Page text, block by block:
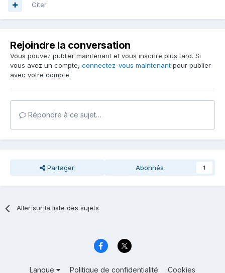
Citer
Rejoindre la conversation
Vous pouvez publier maintenant et vous inscrire plus tard. Si
vous avez un compte, connectez-vous maintenant pour publier
avec votre compte.
Répondre à ce sujet…
Partager Abonnés 1
Aller sur la liste des sujets
Langue Politique de confidentialité Cookies